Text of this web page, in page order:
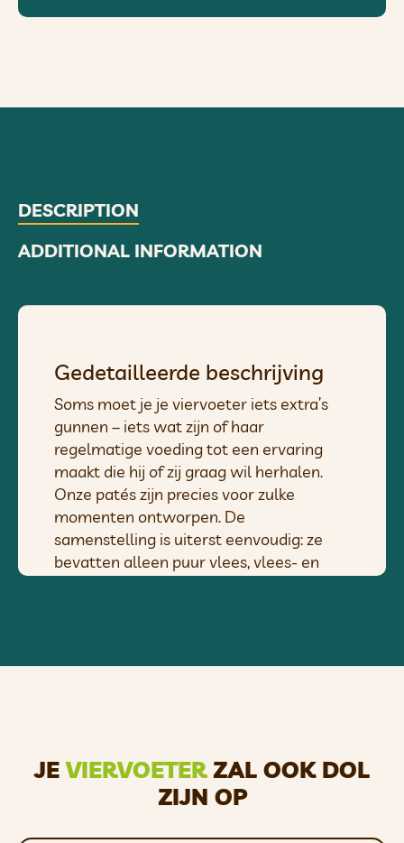
DESCRIPTION
ADDITIONAL INFORMATION
Gedetailleerde beschrijving
Soms moet je je viervoeter iets extra’s
gunnen – iets wat zijn of haar
regelmatige voeding tot een ervaring
maakt die hij of zij graag wil herhalen.
Onze patés zijn precies voor zulke
momenten ontworpen. De
samenstelling is uiterst eenvoudig: ze
bevatten alleen puur vlees, vlees- en
bevat geen gluten, suiker, chemicaliën,
smaakstoffen of soja.
JEVIERVOETERZAL OOK DOL
ZIJN OP